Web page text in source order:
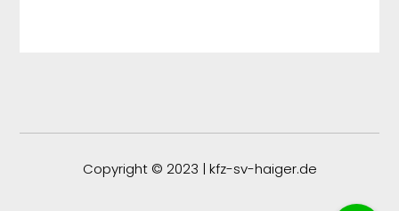
Copyright © 2023 | kfz-sv-haiger.de